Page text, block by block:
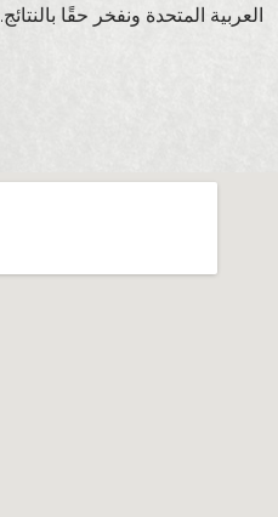
العربية المتحدة ونفخر حقًا بالنتائج.